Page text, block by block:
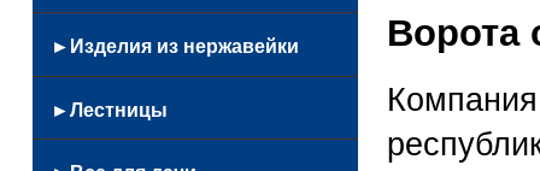
Ворота
Беседки
Качели
Качели
►Изделия из нержавейки
►Лестницы